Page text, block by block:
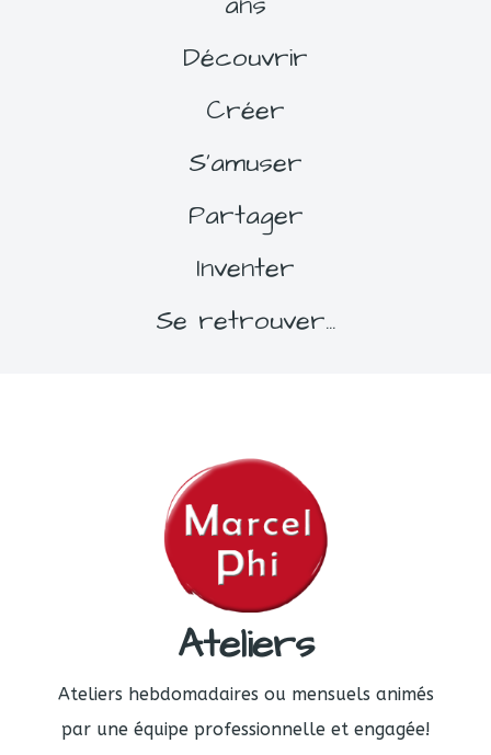
Découvrir
Créer
S'amuser
Partager
Inventer
Se retrouver...
Ateliers
Ateliers hebdomadaires ou mensuels animés
par une équipe professionnelle et engagée!